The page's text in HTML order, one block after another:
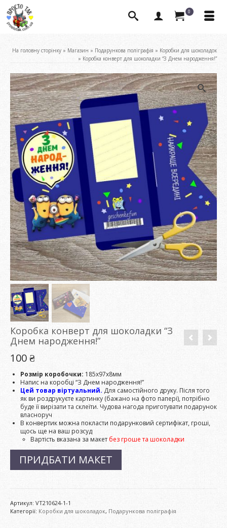
0
На головну сторінку » Магазин » Подарункова поліграфія » Коробки для шоколадок
» Коробка конверт для шоколадки “З Днем народження!”
Коробка конверт для шоколадки “З
Днем народження!”
100₴
Розмір коробочки: 185х97х8мм
Напис на коробці “З Днем народження!”
Цей товар віртуальний. Для самостійного друку. Після того
як ви роздрукуєте картинку (бажано на фото папері), потрібно
буде її вирізати та склеїти. Чудова нагода приготувати подарунок
власноруч
В конвертик можна покласти подарунковий сертифікат, гроші,
щось ще на ваш розсуд
Вартість вказана за макет без гроше та шоколадки
ПРИДБАТИ МАКЕТ
Артикул: VT210624-1-1
Категорії: Коробки для шоколадок, Подарункова поліграфія